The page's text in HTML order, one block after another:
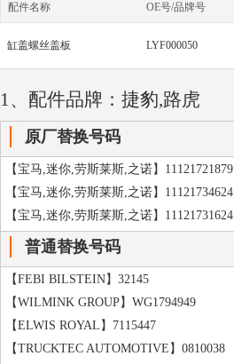
配件名称 OE号/品牌号
缸盖螺丝盖板 LYF000050
1、配件品牌：捷豹,路虎
原厂替换号码
【宝马,迷你,劳斯莱斯,之诺】11121721879
【宝马,迷你,劳斯莱斯,之诺】11121734624
【宝马,迷你,劳斯莱斯,之诺】11121731624
普通替换号码
【FEBI BILSTEIN】32145
【WILMINK GROUP】WG1794949
【ELWIS ROYAL】7115447
【TRUCKTEC AUTOMOTIVE】0810038